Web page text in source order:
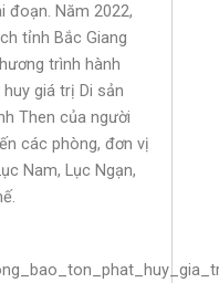
đoạn. Năm 2022,
tỉnh Bắc Giang
trình hành
giá trị Di sản
Then của người
các phòng, đơn vị
Nam, Lục Ngạn,